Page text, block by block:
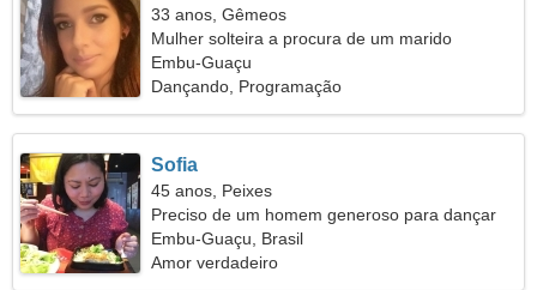
33 anos, Gêmeos
Mulher solteira a procura de um marido
Embu-Guaçu
Dançando, Programação
Sofia
45 anos, Peixes
Preciso de um homem generoso para dançar
juntos
Embu-Guaçu, Brasil
Amor verdadeiro